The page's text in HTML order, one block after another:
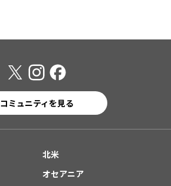
コミュニティを見る
北米
オセアニア